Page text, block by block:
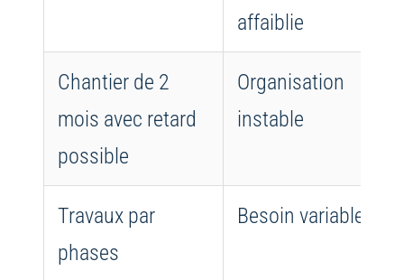
affaiblie
Chantier de 2
mois avec retard
possible
Organisation
instable
Travaux par
phases
Besoin variable